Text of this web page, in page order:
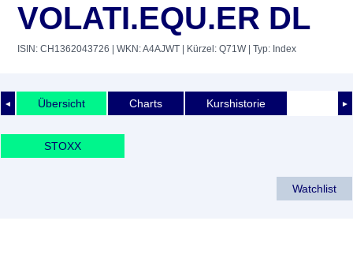
VOLATI.EQU.ER DL
ISIN: CH1362043726 | WKN: A4AJWT | Kürzel: Q71W| Typ: Index
◄ ►
Übersicht Charts Kurshistorie
STOXX
Watchlist